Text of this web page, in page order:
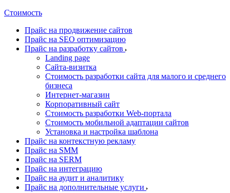
Стоимость
Прайс на продвижение сайтов
Прайс на SEO оптимизацию
Прайс на разработку сайтов
Landing page
Cайта-визитка
Стоимость разработки сайта для малого и среднего
бизнеса
Интернет-магазин
Корпоративный сайт
Стоимость разработки Web-портала
Стоимость мобильной адаптации сайтов
Установка и настройка шаблона
Прайс на контекстную рекламу
Прайс на SMM
Прайс на SERM
Прайс на интеграцию
Прайс на аудит и аналитику
Прайс на дополнительные услуги